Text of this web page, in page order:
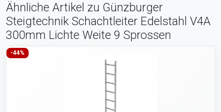
Ähnliche Artikel zu Günzburger
Steigtechnik Schachtleiter Edelstahl V4A
300mm Lichte Weite 9 Sprossen
-44%